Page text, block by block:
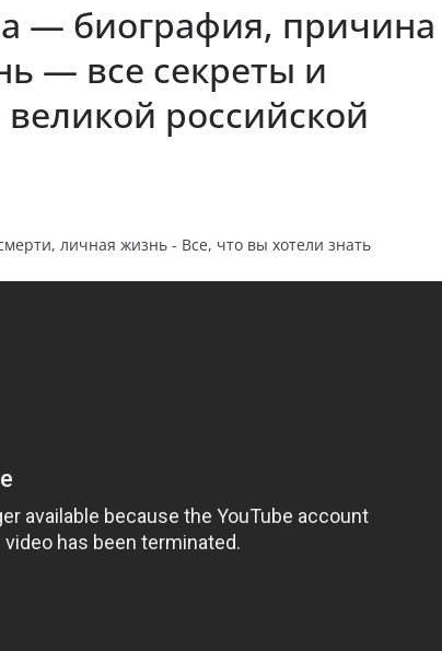
— биография, причина
— все секреты и
российской